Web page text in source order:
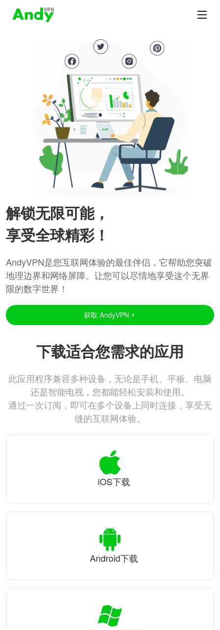
解锁无限可能，
享受全球精彩！
AndyVPN是您互联网体验的最佳伴侣，它帮助您突破
地理边界和网络屏障。让您可以尽情地享受这个无界
限的数字世界！
获取 AndyVPN
下载适合您需求的应用
此应用程序兼容多种设备，无论是手机、平板、电脑
还是智能电视，您都能轻松安装和使用。
通过一次订阅，即可在多个设备上同时连接，享受无
缝的互联网体验。
iOS下载
Android下载